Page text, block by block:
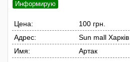
Информирую
Цена:
100 грн.
Адрес:
Sun mall Харків
Имя:
Артак